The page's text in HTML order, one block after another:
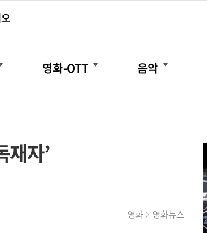
영화-OTT
더보기
음악
더보기
재자’
영화 영화뉴스